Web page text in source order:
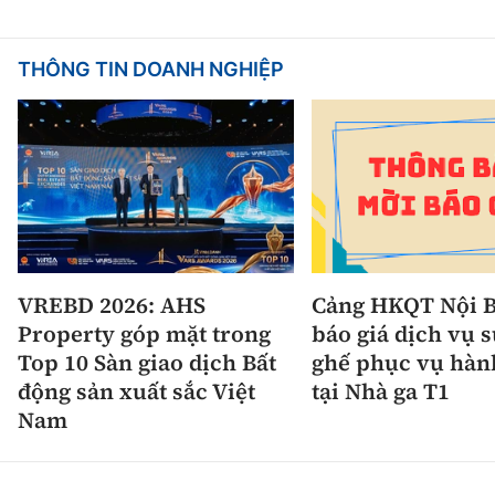
THÔNG TIN DOANH NGHIỆP
VREBD 2026: AHS
Property góp mặt trong
Top 10 Sàn giao dịch Bất
động sản xuất sắc Việt
Nam
Cảng HKQT Nội
báo giá dịch vụ
ghế phục vụ
tại Nhà ga T1